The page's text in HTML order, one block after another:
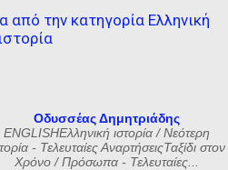
την κατηγορία Ελληνική
ιστορία
Οδυσσέας Δημητριάδης
ENGLISHΕλληνική ιστορία / Νεότερη
- Τελευταίες ΑναρτήσειςΤαξίδι στον
Χρόνο / Πρόσωπα - Τελευταίες...